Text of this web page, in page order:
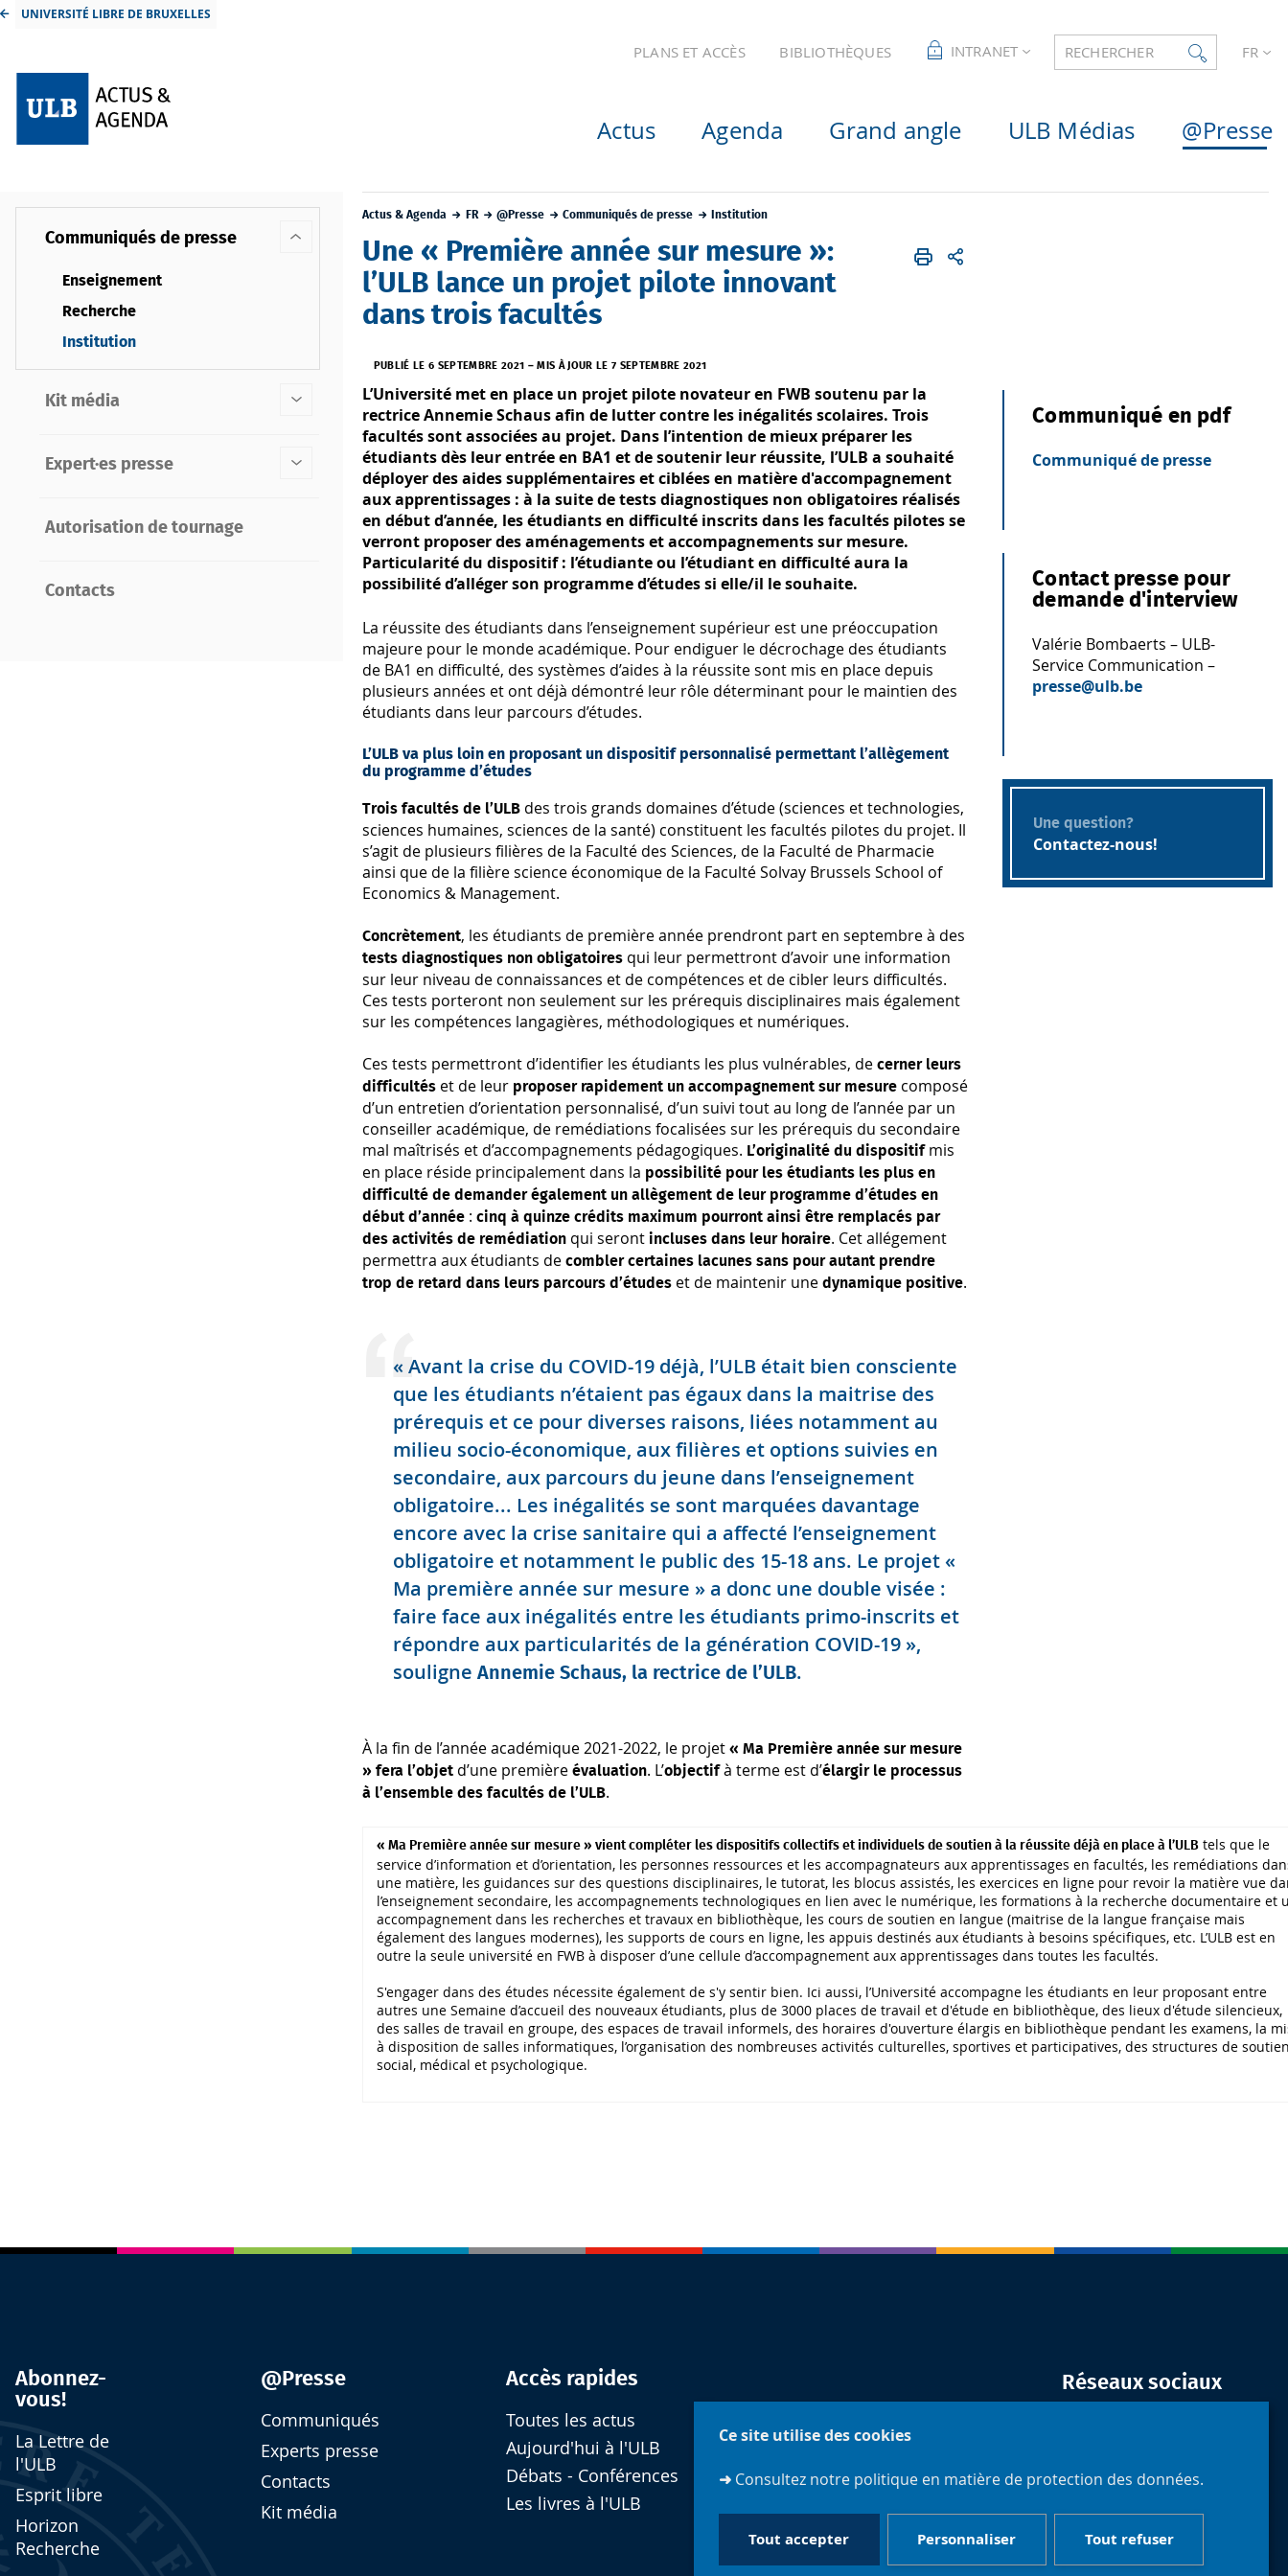
Ce site utilise des cookies
➜ Consultez notre politique en matière de protection des données.
Tout accepter Tout refuser
Personnaliser
UNIVERSITÉ LIBRE DE BRUXELLES
PLANS ET ACCÈS BIBLIOTHÈQUES INTRANET RECHERCHER FR
Actus Agenda Grand angle ULB Médias @Presse
Communiqués de presse
Enseignement
Recherche
Institution
Kit média
Expert·es presse
Autorisation de tournage
Contacts
Actus & Agenda FR @Presse Communiqués de presse Institution
Une « Première année sur mesure »:
l’ULB lance un projet pilote innovant
dans trois facultés
PUBLIÉ LE 6 SEPTEMBRE 2021 – MIS À JOUR LE 7 SEPTEMBRE 2021
L’Université met en place un projet pilote novateur en FWB soutenu par la
rectrice Annemie Schaus afin de lutter contre les inégalités scolaires. Trois
facultés sont associées au projet. Dans l’intention de mieux préparer les
étudiants dès leur entrée en BA1 et de soutenir leur réussite, l’ULB a souhaité
déployer des aides supplémentaires et ciblées en matière d'accompagnement
aux apprentissages : à la suite de tests diagnostiques non obligatoires réalisés
en début d’année, les étudiants en difficulté inscrits dans les facultés pilotes se
verront proposer des aménagements et accompagnements sur mesure.
Particularité du dispositif : l’étudiante ou l’étudiant en difficulté aura la
possibilité d’alléger son programme d’études si elle/il le souhaite.
La réussite des étudiants dans l’enseignement supérieur est une préoccupation
majeure pour le monde académique. Pour endiguer le décrochage des étudiants
de BA1 en difficulté, des systèmes d’aides à la réussite sont mis en place depuis
plusieurs années et ont déjà démontré leur rôle déterminant pour le maintien des
étudiants dans leur parcours d’études.
L’ULB va plus loin en proposant un dispositif personnalisé permettant l’allègement
du programme d’études
Trois facultés de l’ULB des trois grands domaines d’étude (sciences et technologies,
sciences humaines, sciences de la santé) constituent les facultés pilotes du projet. Il
s’agit de plusieurs filières de la Faculté des Sciences, de la Faculté de Pharmacie
ainsi que de la filière science économique de la Faculté Solvay Brussels School of
Economics & Management.
Concrètement, les étudiants de première année prendront part en septembre à des
tests diagnostiques non obligatoires qui leur permettront d’avoir une information
sur leur niveau de connaissances et de compétences et de cibler leurs difficultés.
Ces tests porteront non seulement sur les prérequis disciplinaires mais également
sur les compétences langagières, méthodologiques et numériques.
Ces tests permettront d’identifier les étudiants les plus vulnérables, decerner leurs
difficultés et de leur proposer rapidement un accompagnement sur mesure composé
d’un entretien d’orientation personnalisé, d’un suivi tout au long de l’année par un
conseiller académique, de remédiations focalisées sur les prérequis du secondaire
mal maîtrisés et d’accompagnements pédagogiques. L’originalité du dispositif mis
en place réside principalement dans la possibilité pour les étudiants les plus en
difficulté de demander également un allègement de leur programme d’études en
début d’année :cinq à quinze crédits maximum pourront ainsi être remplacés par
des activités de remédiation qui serontincluses dans leur horaire. Cet allégement
permettra aux étudiants decombler certaines lacunes sans pour autant prendre
trop de retard dans leurs parcours d’études et de maintenir unedynamique positive.
« Avant la crise du COVID-19 déjà, l’ULB était bien consciente
que les étudiants n’étaient pas égaux dans la maitrise des
prérequis et ce pour diverses raisons, liées notamment au
milieu socio-économique, aux filières et options suivies en
secondaire, aux parcours du jeune dans l’enseignement
obligatoire... Les inégalités se sont marquées davantage
encore avec la crise sanitaire qui a affecté l’enseignement
obligatoire et notamment le public des 15-18 ans. Le projet «
Ma première année sur mesure » a donc une double visée :
faire face aux inégalités entre les étudiants primo-inscrits et
répondre aux particularités de la génération COVID-19 »,
souligneAnnemie Schaus, la rectrice de l’ULB.
À la fin de l’année académique 2021-2022, le projet« Ma Première année sur mesure
» fera l’objet d’une premièreévaluation. L’objectifà terme est d’élargir le processus
à l’ensemble des facultés de l’ULB.
« Ma Première année sur mesure » vient compléter les dispositifs collectifs et individuels de soutien à la réussite déjà en place à l’ULBtels que le
service d’information et d’orientation, les personnes ressources et les accompagnateurs aux apprentissages en facultés, les remédiations
une matière, les guidances sur des questions disciplinaires, le tutorat, les blocus assistés, les exercices en ligne pour revoir la matière vue
l’enseignement secondaire, les accompagnements technologiques en lien avec le numérique, les formations à la recherche documentaire et
accompagnement dans les recherches et travaux en bibliothèque, les cours de soutien en langue (maitrise de la langue française mais
également des langues modernes), les supports de cours en ligne, les appuis destinés aux étudiants à besoins spécifiques, etc. L’ULB est en
outre la seule université en FWB à disposer d’une cellule d’accompagnement aux apprentissages dans toutes les facultés.
S'engager dans des études nécessite également de s'y sentir bien. Ici aussi, l’Université accompagne les étudiants en leur proposant entre
autres une Semaine d’accueil des nouveaux étudiants, plus de 3000 places de travail et d'étude en bibliothèque, des lieux d'étude silencieux,
des salles de travail en groupe, des espaces de travail informels, des horaires d'ouverture élargis en bibliothèque pendant les examens, la
à disposition de salles informatiques, l’organisation des nombreuses activités culturelles, sportives et participatives, des structures de
social, médical et psychologique.
Communiqué en pdf
Communiqué de presse
Contact presse pour
demande d'interview
Valérie Bombaerts – ULB-
Service Communication –
presse@ulb.be
Une question?
Contactez-nous!
Abonnez-
vous!
La Lettre de
l'ULB
Esprit libre
Horizon
Recherche
@Presse
Communiqués
Experts presse
Contacts
Kit média
Accès rapides
Toutes les actus
Aujourd'hui à l'ULB
Débats - Conférences
Les livres à l'ULB
Réseaux sociaux